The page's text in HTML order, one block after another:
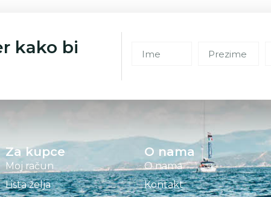
kako bi
Za kupce
Moj račun
Lista želja
O nama
O nama
Kontakt